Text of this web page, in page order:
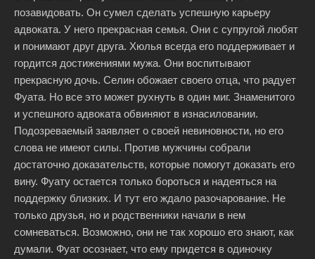
позавидовать. Он сумел сделать успешную карьеру
адвоката. У него прекрасная семья. Они с супругой любят
и понимают друг друга. Хюлья всегда его поддерживает и
гордится достижениями мужа. Они воспитывают
прекрасную дочь. Селин обожает своего отца, что радует
Фуата. Но все это может рухнуть в один миг. Знаменитого
и успешного адвоката обвиняют в изнасиловании.
Подозреваемый заявляет о своей невиновности, но его
слова не имеют силы. Против мужчины собрали
достаточно доказательств, которые помогут доказать его
вину. Фуату остается только бороться и надеяться на
поддержку близких. И тут его ждало разочарование. Не
только друзья, но и родственники начали в нем
сомневаться. Возможно, они не так хорошо его знают, как
думали. Фуат осознает, что ему придется в одиночку